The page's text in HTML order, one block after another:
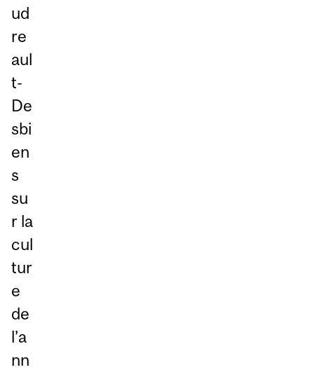
ud
re
aul
t-
De
sbi
en
s
su
r la
cul
tur
e
de
l’a
nn